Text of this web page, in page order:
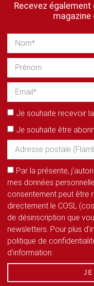
Recevez
magazine
Je souhaite recevoir
Je souhaite être
Par la présente,
mes données
consentement peut être
directement le COSL
de désinscription que
newsletters. Pour plus
politique de
d'information.
JE